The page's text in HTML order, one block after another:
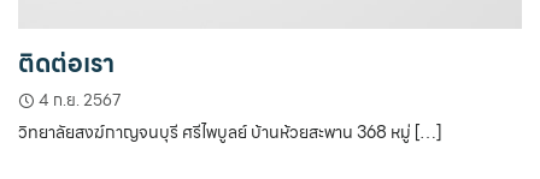
ติดต่อเรา
4 ก.ย. 2567
วิทยาลัยสงฆ์กาญจนบุรี ศรีไพบูลย์ บ้านห้วยสะพาน 368 หมู่ […]